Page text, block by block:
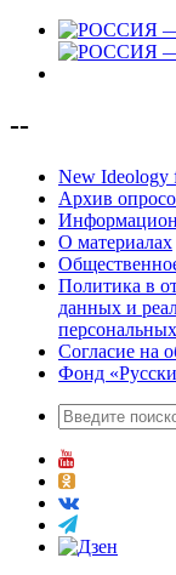
--
New Ideology
Архив
О материалах
Политика в
данных и
Согласие на
Фонд